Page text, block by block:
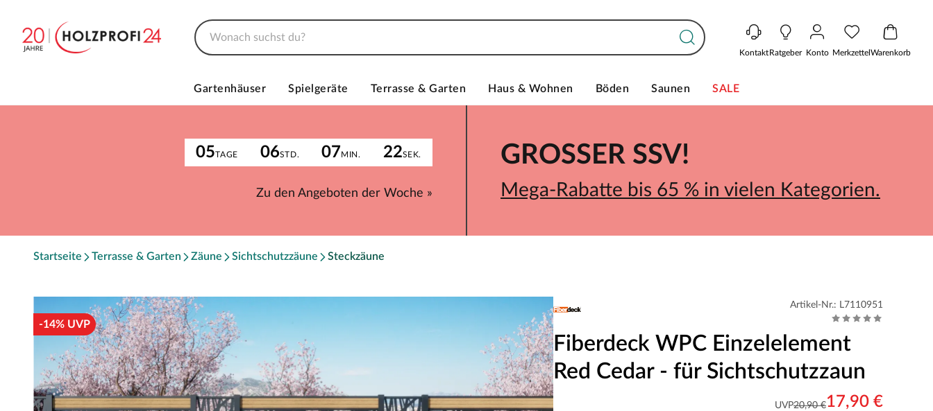
KontaktRatgeber Konto MerkzettelWarenkorb
Gartenhäuser Spielgeräte Terrasse & Garten Haus & Wohnen Böden Saunen SALE
05TAGE 06STD. 07MIN. 22SEK.
Zu den Angeboten der Woche »
GROSSER SSV!
Mega-Rabatte bis 65 % in vielen Kategorien.
Startseite Terrasse & Garten Zäune Sichtschutzzäune Steckzäune
-14% UVP
Artikel-Nr.: L7110951
Fiberdeck WPC Einzelelement
Red Cedar - für Sichtschutzzaun
UVP20,90 €17,90 €